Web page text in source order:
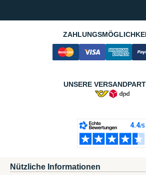
UNSERE
Nützliche Informationen